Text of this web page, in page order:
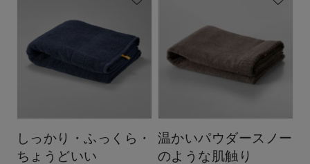
しっかり・ふっくら・
ちょうどいい
温かいパウダースノー
のような肌触り